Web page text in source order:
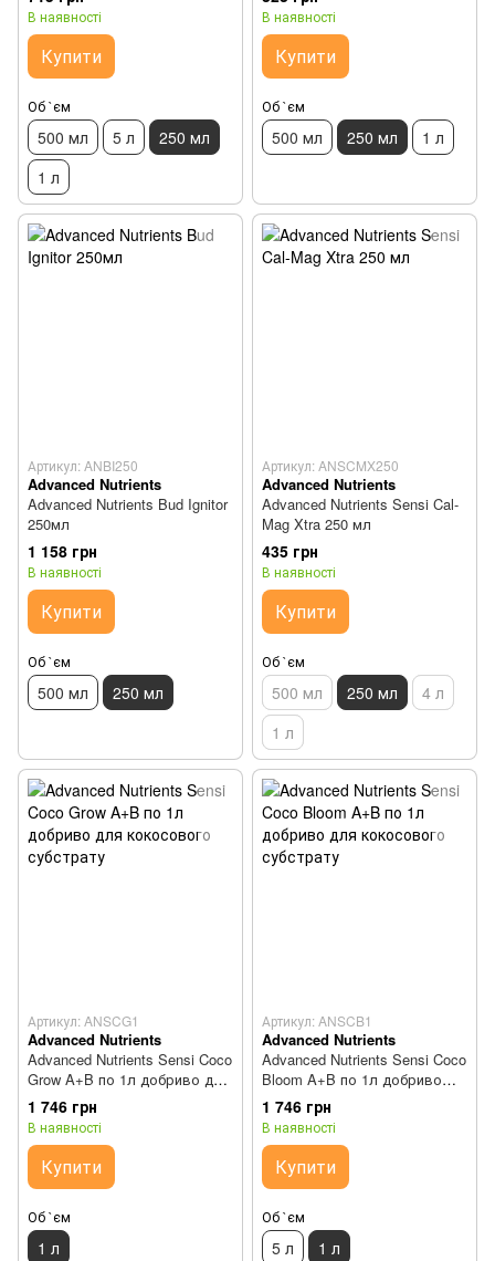
В наявності
Купити
Об `єм
500 мл 5 л
250 мл
1 л
В наявності
Купити
Об `єм
500 мл 250 мл 1 л
Артикул: ANBI250
Advanced Nutrients
Advanced Nutrients Bud Ignitor
250мл
1 158 грн
В наявності
Купити
Об `єм
500 мл 250 мл
Артикул: ANSCMX250
Advanced Nutrients
Advanced Nutrients Sensi Cal-
Mag Xtra 250 мл
435 грн
В наявності
Купити
Об `єм
500 мл 250 мл
4 л
1 л
Артикул: ANSCG1
Advanced Nutrients
Advanced Nutrients Sensi Coco
Grow A+B по 1л добриво для
кокосового субстрату
1 746 грн
В наявності
Купити
Об `єм
1 л
Артикул: ANSCB1
Advanced Nutrients
Advanced Nutrients Sensi Coco
Bloom A+B по 1л добриво
для кокосового субстрату
1 746 грн
В наявності
Купити
Об `єм
5 л 1 л